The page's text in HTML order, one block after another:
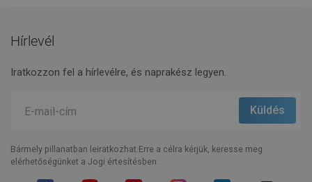
Hírlevél
Iratkozzon fel a hírlevélre, és naprakész legyen.
Bármely pillanatban leiratkozhat.Erre a célra kérjük, keresse meg
elérhetőségünket a Jogi értesítésben.